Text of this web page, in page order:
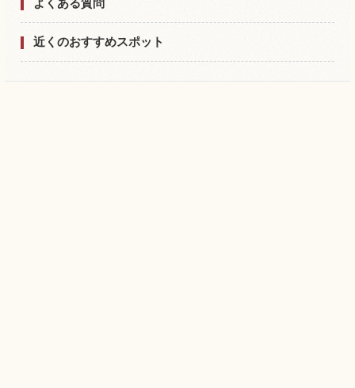
近くのおすすめスポット